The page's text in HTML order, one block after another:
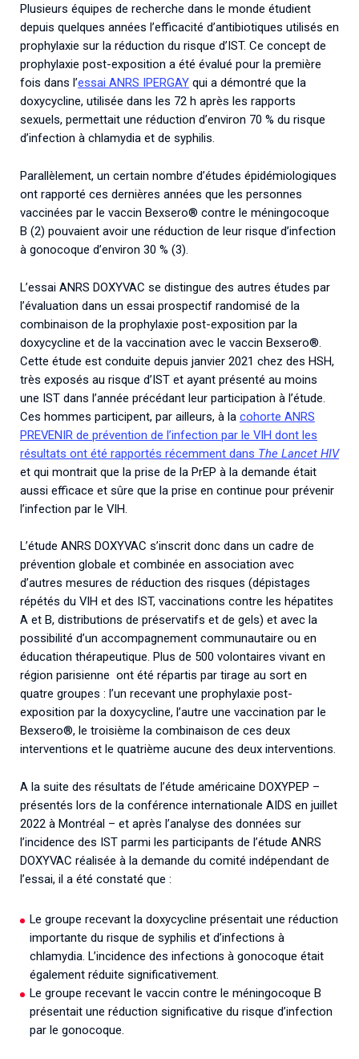
Plusieurs équipes de recherche dans le monde étudient
depuis quelques années l’efficacité d’antibiotiques utilisés en
prophylaxie sur la réduction du risque d’IST. Ce concept de
prophylaxie post-exposition a été évalué pour la première
fois dans l’essai ANRS IPERGAY qui a démontré que la
doxycycline, utilisée dans les 72 h après les rapports
sexuels, permettait une réduction d’environ 70 % du risque
d’infection à chlamydia et de syphilis.
Parallèlement, un certain nombre d’études épidémiologiques
ont rapporté ces dernières années que les personnes
vaccinées par le vaccin Bexsero® contre le méningocoque
B (2) pouvaient avoir une réduction de leur risque d’infection
à gonocoque d’environ 30 % (3).
L’essai ANRS DOXYVAC se distingue des autres études par
l’évaluation dans un essai prospectif randomisé de la
combinaison de la prophylaxie post-exposition par la
doxycycline et de la vaccination avec le vaccin Bexsero®.
Cette étude est conduite depuis janvier 2021 chez des HSH,
très exposés au risque d’IST et ayant présenté au moins
une IST dans l’année précédant leur participation à l’étude.
Ces hommes participent, par ailleurs, à la cohorte ANRS
PREVENIR de prévention de l’infection par le VIH dont les
résultats ont été rapportés récemment dans The Lancet HIV
et qui montrait que la prise de la PrEP à la demande était
aussi efficace et sûre que la prise en continue pour prévenir
l’infection par le VIH.
L’étude ANRS DOXYVAC s’inscrit donc dans un cadre de
prévention globale et combinée en association avec
d’autres mesures de réduction des risques (dépistages
répétés du VIH et des IST, vaccinations contre les hépatites
A et B, distributions de préservatifs et de gels) et avec la
possibilité d’un accompagnement communautaire ou en
éducation thérapeutique. Plus de 500 volontaires vivant en
région parisienne ont été répartis par tirage au sort en
quatre groupes : l’un recevant une prophylaxie post-
exposition par la doxycycline, l’autre une vaccination par le
Bexsero®, le troisième la combinaison de ces deux
interventions et le quatrième aucune des deux interventions.
A la suite des résultats de l’étude américaine DOXYPEP –
présentés lors de la conférence internationale AIDS en juillet
2022 à Montréal – et après l’analyse des données sur
l’incidence des IST parmi les participants de l’étude ANRS
DOXYVAC réalisée à la demande du comité indépendant de
l’essai, il a été constaté que :
Le groupe recevant la doxycycline présentait une réduction
importante du risque de syphilis et d’infections à
chlamydia. L’incidence des infections à gonocoque était
également réduite significativement.
Le groupe recevant le vaccin contre le méningocoque B
présentait une réduction significative du risque d’infection
par le gonocoque.